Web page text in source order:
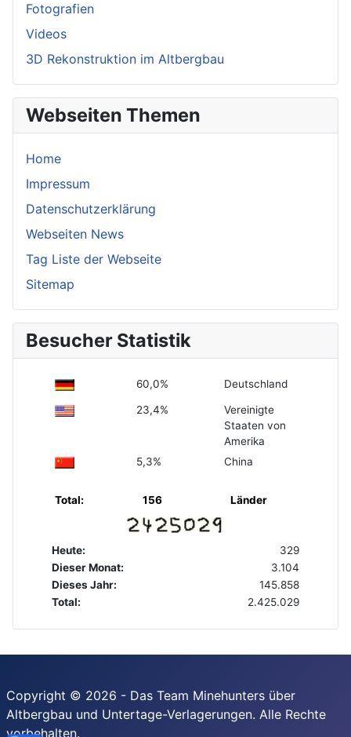
Fotografien
Videos
3D Rekonstruktion im Altbergbau
Webseiten Themen
Home
Impressum
Datenschutzerklärung
Webseiten News
Tag Liste der Webseite
Sitemap
Besucher Statistik
60,0% Deutschland
23,4%
Vereinigte
Staaten von
Amerika
5,3%
China
Total: 156 Länder
Heute:
329
Dieser Monat:
3.104
Dieses Jahr:
145.858
Total:
2.425.029
Copyright © 2026 - Das Team Minehunters über
Altbergbau und Untertage-Verlagerungen. Alle Rechte
vorbehalten.